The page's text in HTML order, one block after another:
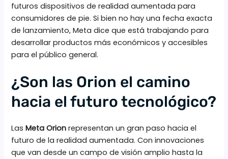
futuros dispositivos de realidad aumentada para
consumidores de pie. Si bien no hay una fecha exacta
de lanzamiento, Meta dice que está trabajando para
desarrollar productos más económicos y accesibles
para el público general.
¿Son las Orion el camino
hacia el futuro tecnológico?
LasMeta Orion representan un gran paso hacia el
futuro de la realidad aumentada. Con innovaciones
que van desde un campo de visión amplio hasta la